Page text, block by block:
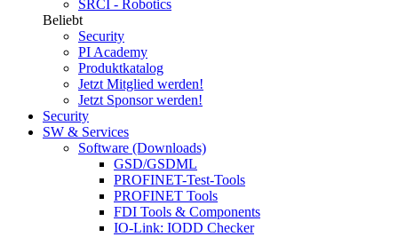
SRCI - Robotics
Beliebt
Security
PI Academy
Produktkatalog
Jetzt Mitglied werden!
Jetzt Sponsor werden!
Security
SW & Services
Software (Downloads)
GSD/GSDML
PROFINET-Test-Tools
PROFINET Tools
FDI Tools & Components
IO-Link: IODD Checker